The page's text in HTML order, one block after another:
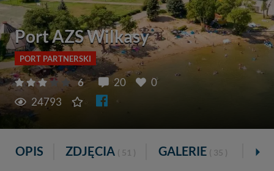
Port AZS Wilkasy
PORT PARTNERSKI
6 20
0
24793
OPIS ZDJĘCIA ( 51 ) GALERIE ( 35 ) VR